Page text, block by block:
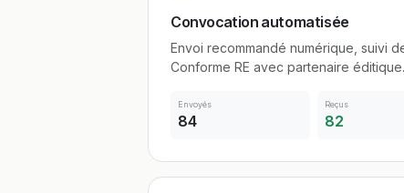
Convocation automatisée
Envoi recommandé numérique, suivi
Conforme RE avec partenaire éditique.
Envoyés
84
Reçus
82